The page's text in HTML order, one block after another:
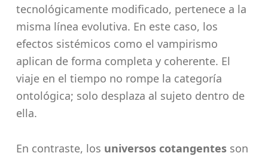
tecnológicamente modificado, pertenece a la
misma línea evolutiva. En este caso, los
efectos sistémicos como el vampirismo
aplican de forma completa y coherente. El
viaje en el tiempo no rompe la categoría
ontológica; solo desplaza al sujeto dentro de
ella.
En contraste, los universos cotangentesson